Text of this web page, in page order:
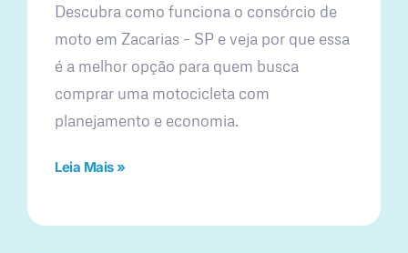
Descubra como funciona o consórcio de
moto em Zacarias – SP e veja por que essa
é a melhor opção para quem busca
comprar uma motocicleta com
planejamento e economia.
Leia Mais »